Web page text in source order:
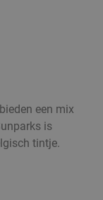
een mix
is
tintje.